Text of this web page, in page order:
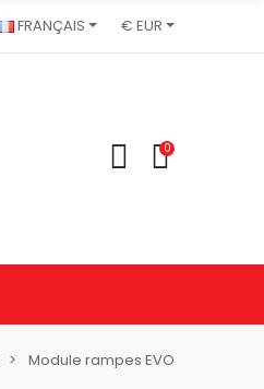
FRANÇAIS € EUR
0
Module rampes EVO